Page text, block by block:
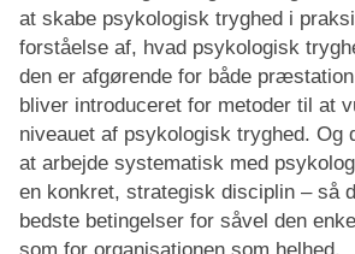
at skabe psykologisk tryghed i
forståelse af, hvad psykologisk
den er afgørende for både
bliver introduceret for metoder til at
niveauet af psykologisk tryghed. Og
at arbejde systematisk med
en konkret, strategisk disciplin – så
bedste betingelser for såvel den